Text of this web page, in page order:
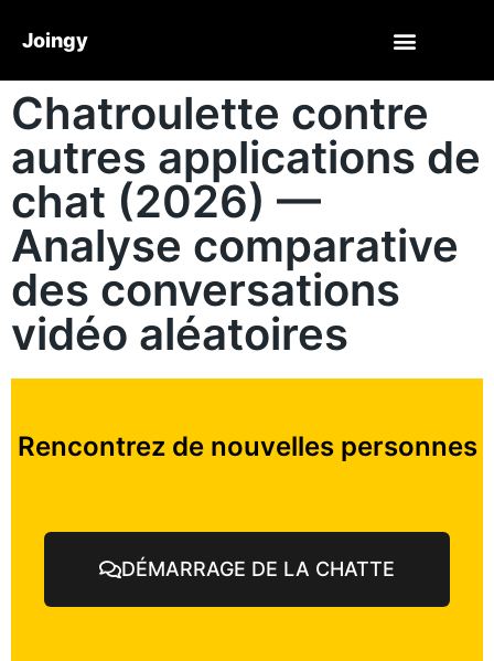
Joingy
Chatroulette contre
autres applications de
chat (2026) —
Analyse comparative
des conversations
vidéo aléatoires
Rencontrez de nouvelles personnes
DÉMARRAGE DE LA CHATTE